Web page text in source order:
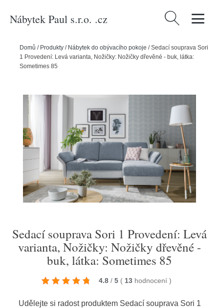
Nábytek Paul s.r.o. .cz Vyhledávání
Domů / Produkty / Nábytek do obývacího pokoje /Sedací souprava Sori
1 Provedení: Levá varianta, Nožičky: Nožičky dřevěné - buk, látka:
Sometimes 85
Sedací souprava Sori 1 Provedení: Levá
varianta, Nožičky: Nožičky dřevěné -
buk, látka: Sometimes 85
4.8 / 5 ( 13 hodnocení )
Udělejte si radost produktem Sedací souprava Sori 1